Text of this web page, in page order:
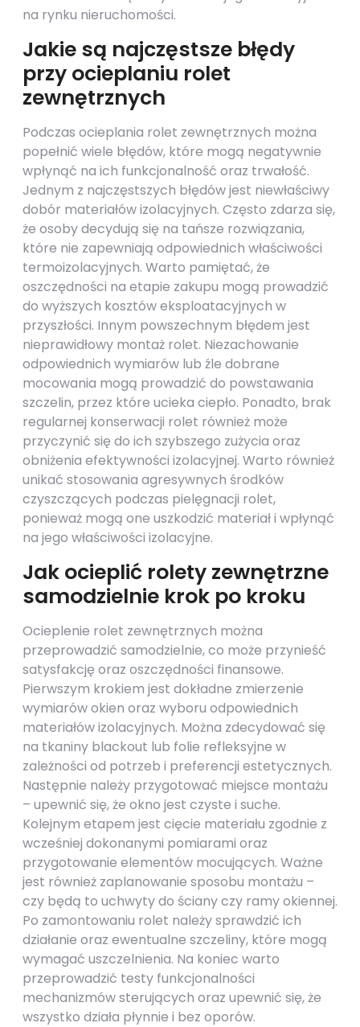
na rynku nieruchomości.
Jakie są najczęstsze błędy
przy ocieplaniu rolet
zewnętrznych
Podczas ocieplania rolet zewnętrznych można
popełnić wiele błędów, które mogą negatywnie
wpłynąć na ich funkcjonalność oraz trwałość.
Jednym z najczęstszych błędów jest niewłaściwy
dobór materiałów izolacyjnych. Często zdarza się,
że osoby decydują się na tańsze rozwiązania,
które nie zapewniają odpowiednich właściwości
termoizolacyjnych. Warto pamiętać, że
oszczędności na etapie zakupu mogą prowadzić
do wyższych kosztów eksploatacyjnych w
przyszłości. Innym powszechnym błędem jest
nieprawidłowy montaż rolet. Niezachowanie
odpowiednich wymiarów lub źle dobrane
mocowania mogą prowadzić do powstawania
szczelin, przez które ucieka ciepło. Ponadto, brak
regularnej konserwacji rolet również może
przyczynić się do ich szybszego zużycia oraz
obniżenia efektywności izolacyjnej. Warto również
unikać stosowania agresywnych środków
czyszczących podczas pielęgnacji rolet,
ponieważ mogą one uszkodzić materiał i wpłynąć
na jego właściwości izolacyjne.
Jak ocieplić rolety zewnętrzne
samodzielnie krok po kroku
Ocieplenie rolet zewnętrznych można
przeprowadzić samodzielnie, co może przynieść
satysfakcję oraz oszczędności finansowe.
Pierwszym krokiem jest dokładne zmierzenie
wymiarów okien oraz wyboru odpowiednich
materiałów izolacyjnych. Można zdecydować się
na tkaniny blackout lub folie refleksyjne w
zależności od potrzeb i preferencji estetycznych.
Następnie należy przygotować miejsce montażu
– upewnić się, że okno jest czyste i suche.
Kolejnym etapem jest cięcie materiału zgodnie z
wcześniej dokonanymi pomiarami oraz
przygotowanie elementów mocujących. Ważne
jest również zaplanowanie sposobu montażu –
czy będą to uchwyty do ściany czy ramy okiennej.
Po zamontowaniu rolet należy sprawdzić ich
działanie oraz ewentualne szczeliny, które mogą
wymagać uszczelnienia. Na koniec warto
przeprowadzić testy funkcjonalności
mechanizmów sterujących oraz upewnić się, że
wszystko działa płynnie i bez oporów.